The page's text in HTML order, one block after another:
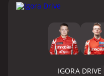
IGORA DRIVE